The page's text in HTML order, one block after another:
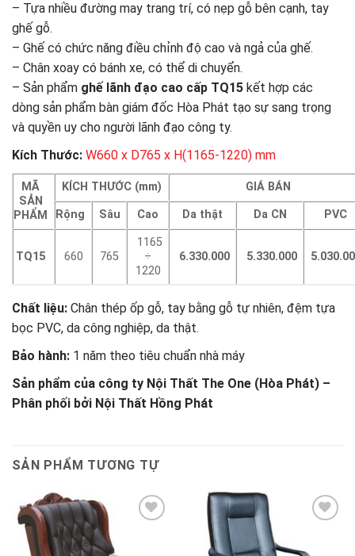
– Tựa nhiều đường may trang trí, có nẹp gỗ bên cạnh, tay
ghế gỗ.
– Ghế có chức năng điều chỉnh độ cao và ngả của ghế.
– Chân xoay có bánh xe, có thể di chuyển.
– Sản phẩm ghế lãnh đạo cao cấp TQ15 kết hợp các
dòng sản phẩm bàn giám đốc Hòa Phát tạo sự sang trọng
và quyền uy cho người lãnh đạo công ty.
Kích Thước: W660 x D765 x H(1165-1220) mm
MÃ
SẢN
PHẨM
KÍCH THƯỚC (mm) GIÁ BÁN
Rộng Sâu Cao Da thật Da CN PVC
TQ15 660 765
1165
÷
1220
6.330.000 5.330.000
Chất liệu: Chân thép ốp gỗ, tay bằng gỗ tự nhiên, đệm tựa
bọc PVC, da công nghiệp, da thật.
Bảo hành: 1 năm theo tiêu chuẩn nhà máy
Sản phẩm của công ty Nội Thất The One (Hòa Phát) –
Phân phối bởi Nội Thất Hồng Phát
SẢN PHẨM TƯƠNG TỰ
Thêm
Thêm